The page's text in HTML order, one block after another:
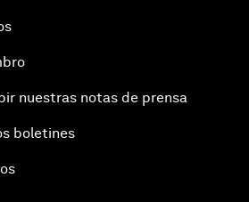
nuestras notas de prensa
boletines